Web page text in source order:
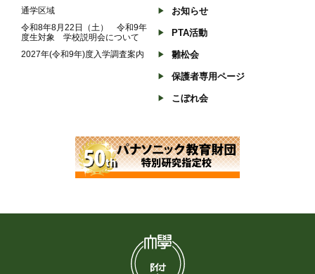
通学区域
令和8年8月22日（土） 令和9年
度生対象 学校説明会について
2027年(令和9年)度入学調査案内
お知らせ
PTA活動
雛松会
保護者専用ページ
こぼれ会